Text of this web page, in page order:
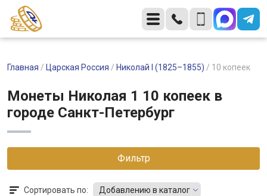
Главная / Царская Россия / Николай I (1825–1855) / 10 копеек
Монеты Николая 1 10 копеек в
городе Санкт-Петербург
Фильтр
Сортировать по: Добавлению в каталог